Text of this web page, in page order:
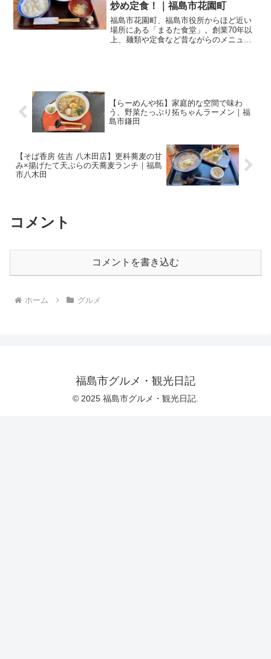
炒め定食！｜福島市花園町
福島市花園町、福島市役所からほど近い
場所にある「まるた食堂」。創業70年以
上、麺類や定食など昔ながらのメニュー
【らーめんや拓】家庭的な空間で味わ
う、野菜たっぷり拓ちゃんラーメン｜福
島市鎌田
【そば香房 佐吉 八木田店】更科蕎麦の甘
み×揚げたて天ぷらの天蕎麦ランチ｜福島
市八木田
コメント
コメントを書き込む
ホーム グルメ
福島市グルメ・観光日記
© 2025 福島市グルメ・観光日記.